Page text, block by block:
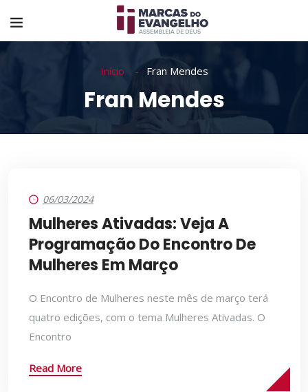
Início Fran Mendes
Fran Mendes
06/03/2024
Mulheres Ativadas: Veja A
Programação Do Encontro De
Mulheres Em Março
O Encontro de Mulheres neste mês de março terá
quatro edições, com o tema Mulheres Ativadas. O
Encontro
Read More